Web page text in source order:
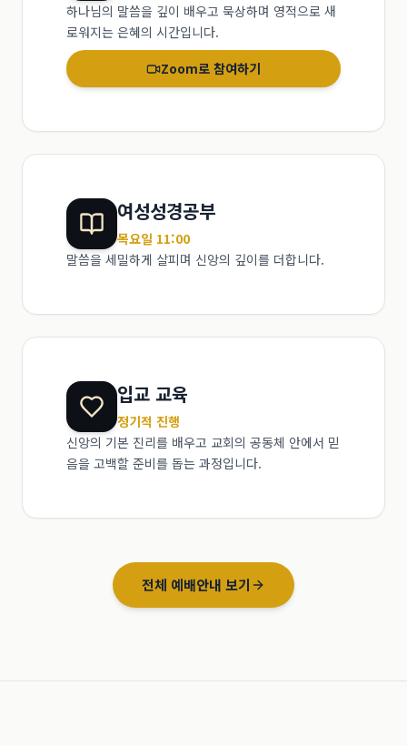
하나님의 말씀을 깊이 배우고 묵상하며 영적으로 새
로워지는 은혜의 시간입니다.
Zoom로 참여하기
여성성경공부
목요일 11:00
말씀을 세밀하게 살피며 신앙의 깊이를 더합니다.
입교 교육
정기적 진행
신앙의 기본 진리를 배우고 교회의 공동체 안에서 믿
음을 고백할 준비를 돕는 과정입니다.
전체 예배안내 보기